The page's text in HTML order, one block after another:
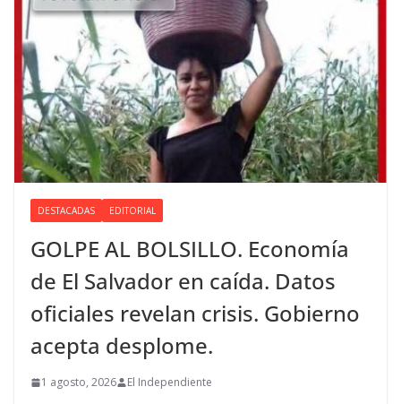
DESTACADAS EDITORIAL
GOLPE AL BOLSILLO. Economía
de El Salvador en caída. Datos
oficiales revelan crisis. Gobierno
acepta desplome.
1 agosto, 2026 El Independiente